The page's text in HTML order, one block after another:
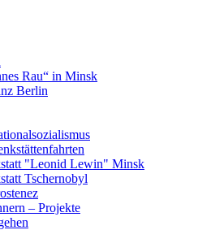
Rau“ in Minsk
Berlin
"Leonid Lewin" Minsk
Tschernobyl
– Projekte